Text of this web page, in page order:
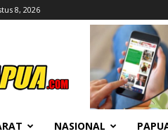
8, 2026
NASIONAL